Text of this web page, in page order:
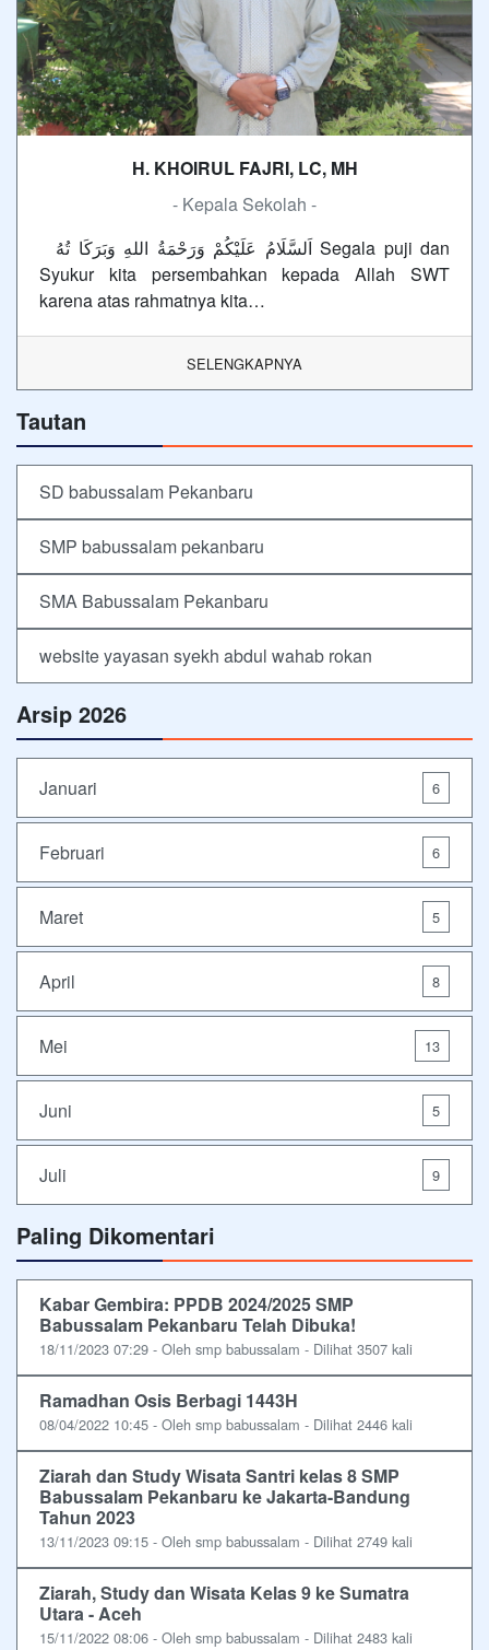
H. KHOIRUL FAJRI, LC, MH
- Kepala Sekolah -
Syukur kita persembahkan kepada Allah SWT
karena atas rahmatnya kita…
SELENGKAPNYA
Tautan
SD babussalam Pekanbaru
SMP babussalam pekanbaru
SMA Babussalam Pekanbaru
website yayasan syekh abdul wahab rokan
Arsip 2026
Januari 6
Februari 6
Maret 5
April 8
Mei 13
Juni 5
Juli 9
Paling Dikomentari
Kabar Gembira: PPDB 2024/2025 SMP
Babussalam Pekanbaru Telah Dibuka!
18/11/2023 07:29 - Oleh smp babussalam - Dilihat 3507 kali
Ramadhan Osis Berbagi 1443H
08/04/2022 10:45 - Oleh smp babussalam - Dilihat 2446 kali
Ziarah dan Study Wisata Santri kelas 8 SMP
Babussalam Pekanbaru ke Jakarta-Bandung
Tahun 2023
13/11/2023 09:15 - Oleh smp babussalam - Dilihat 2749 kali
Ziarah, Study dan Wisata Kelas 9 ke Sumatra
Utara - Aceh
15/11/2022 08:06 - Oleh smp babussalam - Dilihat 2483 kali